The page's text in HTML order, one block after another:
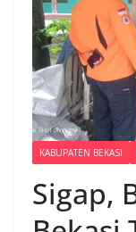
KABUPATEN BEKASI
Sigap,